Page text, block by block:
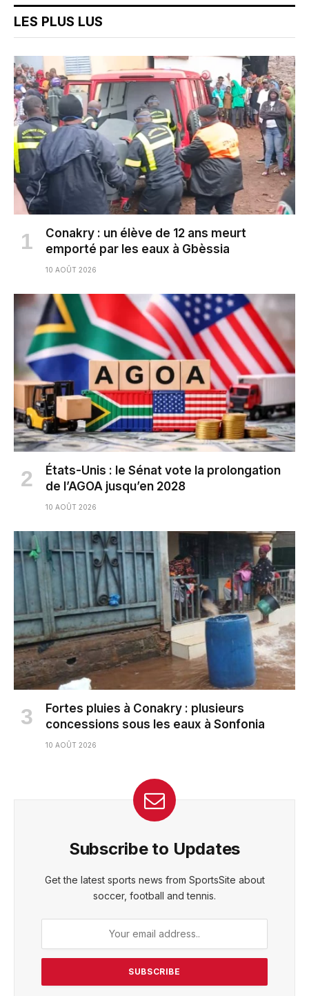
LES PLUS LUS
Conakry : un élève de 12 ans meurt
emporté par les eaux à Gbèssia
10 AOÛT 2026
États-Unis : le Sénat vote la prolongation
de l’AGOA jusqu’en 2028
10 AOÛT 2026
Fortes pluies à Conakry : plusieurs
concessions sous les eaux à Sonfonia
10 AOÛT 2026
Subscribe to Updates
Get the latest sports news from SportsSite about
soccer, football and tennis.